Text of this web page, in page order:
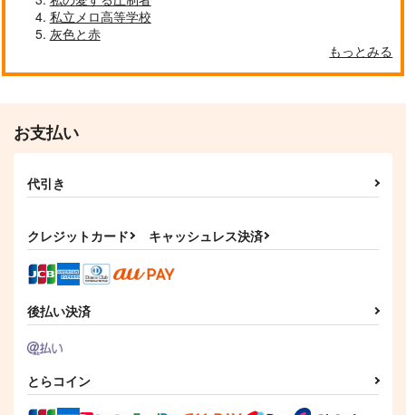
て【オマケなし】
夏の暮れ
1,650円 （税込）
ール【オマケなし版】
M.David
629円
ESplus
娘はやらん!!!
787円
刀剣乱舞
サンプル
Retake！
サンプル
持てるものなら与えて
欲しい
サンプル
私立メロ高等学校
灰色と赤
もっとみる
お支払い
代引き
クレジットカード キャッシュレス決済
後払い決済
とらコイン